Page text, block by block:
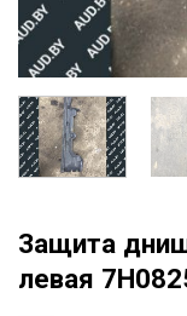
Защита
левая